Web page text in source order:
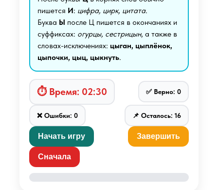
пишется И: цифра, цирк, цитата.
Буква Ы после Ц пишется в окончаниях и
суффиксах: огурцы, сестрицын, а также в
словах-исключениях: цыган, цыплёнок,
цыпочки, цыц, цыкнуть.
⏱ Время: 02:30 ✅ Верно: 0
❌ Ошибки: 0 📌 Осталось: 16
Начать игру Завершить
Сначала